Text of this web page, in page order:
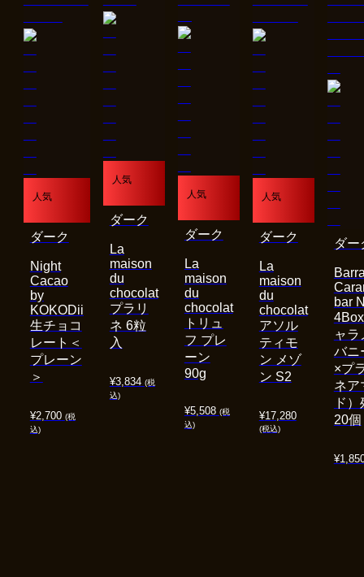
人気
¥2,700 (税
込)
Night
Cacao
by
KOKODii
生チョコ
レート＜
プレーン
＞
ダーク
人気
¥3,834 (税
込)
La
maison
du
chocolat
プラリ
ネ 6粒
入
ダーク
人気
¥5,508 (税
込)
La
maison
du
chocolat
トリュ
フ プレ
ーン
90g
ダーク
人気
¥17,280
(税込)
La
maison
du
chocolat
アソル
ティモ
ン メゾ
ン S2
ダーク
¥
bar
ャラ
バニ
×プ
ネア
ド
20個
ダー